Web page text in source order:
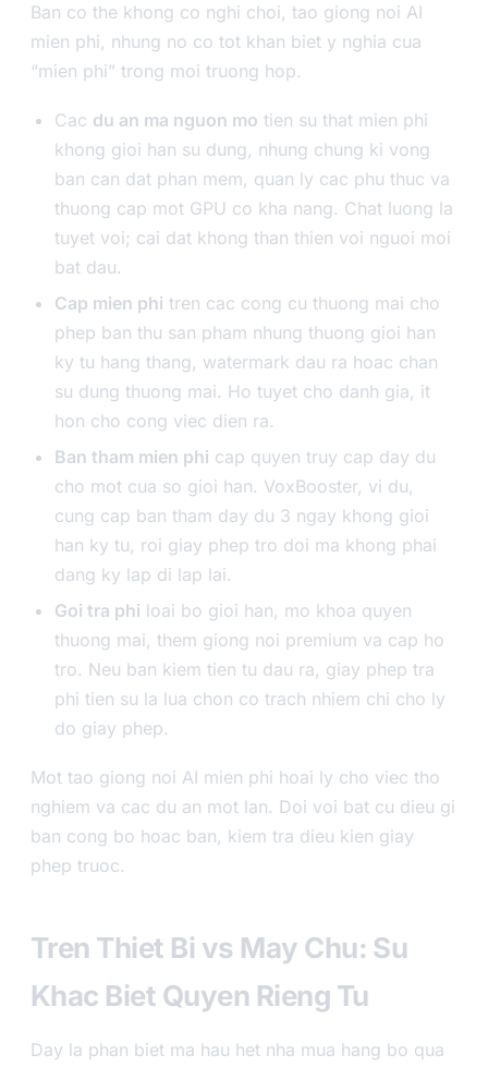
Ban co the khong co nghi choi, tao giong noi AI
mien phi, nhung no co tot khan biet y nghia cua
“mien phi” trong moi truong hop.
Cac du an ma nguon mo tien su that mien phi
khong gioi han su dung, nhung chung ki vong
ban can dat phan mem, quan ly cac phu thuc va
thuong cap mot GPU co kha nang. Chat luong la
tuyet voi; cai dat khong than thien voi nguoi moi
bat dau.
Cap mien phi tren cac cong cu thuong mai cho
phep ban thu san pham nhung thuong gioi han
ky tu hang thang, watermark dau ra hoac chan
su dung thuong mai. Ho tuyet cho danh gia, it
hon cho cong viec dien ra.
Ban tham mien phi cap quyen truy cap day du
cho mot cua so gioi han. VoxBooster, vi du,
cung cap ban tham day du 3 ngay khong gioi
han ky tu, roi giay phep tro doi ma khong phai
dang ky lap di lap lai.
Goi tra phi loai bo gioi han, mo khoa quyen
thuong mai, them giong noi premium va cap ho
tro. Neu ban kiem tien tu dau ra, giay phep tra
phi tien su la lua chon co trach nhiem chi cho ly
do giay phep.
Mot tao giong noi AI mien phi hoai ly cho viec tho
nghiem va cac du an mot lan. Doi voi bat cu dieu gi
ban cong bo hoac ban, kiem tra dieu kien giay
phep truoc.
Tren Thiet Bi vs May Chu: Su
Khac Biet Quyen Rieng Tu
Day la phan biet ma hau het nha mua hang bo qua